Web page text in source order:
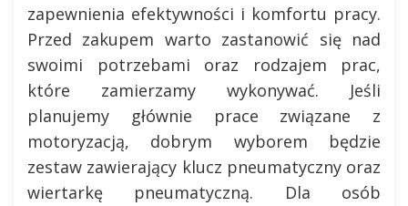
zapewnienia efektywności i komfortu pracy.
Przed zakupem warto zastanowić się nad
swoimi potrzebami oraz rodzajem prac,
które zamierzamy wykonywać. Jeśli
planujemy głównie prace związane z
motoryzacją, dobrym wyborem będzie
zestaw zawierający klucz pneumatyczny oraz
wiertarkę pneumatyczną. Dla osób